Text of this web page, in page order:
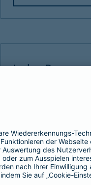
Index Protect
Vorteilen einer
und Renditechancen.
wählbare
attraktive